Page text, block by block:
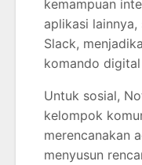
kemampuan
aplikasi
Slack,
komando
Untuk sosial,
kelompok
merencanakan
menyusun